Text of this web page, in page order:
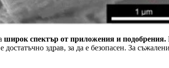
широк спектър от приложения и подобрения.
здрав, за да е безопасен. За